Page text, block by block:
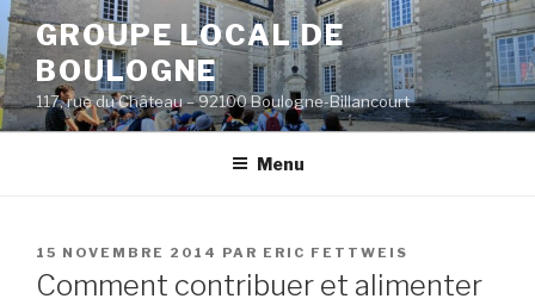
Aller
au
contenu
principal
GROUPE LOCAL DE
BOULOGNE
117, rue du Château – 92100 Boulogne-Billancourt
Menu
PUBLIÉ
LE
15 NOVEMBRE 2014 PAR ERIC FETTWEIS
Comment contribuer et alimenter